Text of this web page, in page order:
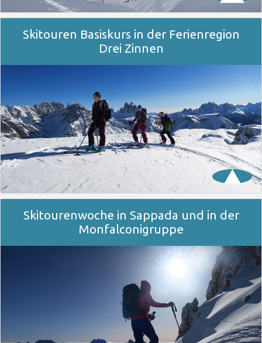
Skitouren Basiskurs in der Ferienregion
Drei Zinnen
Skitourenwoche in Sappada und in der
Monfalconigruppe